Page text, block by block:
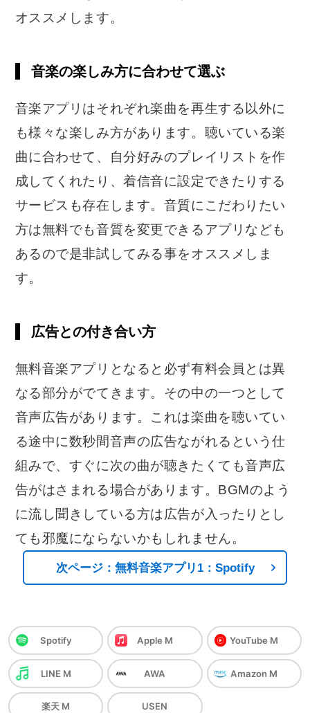
オススメします。
音楽の楽しみ方に合わせて選ぶ
音楽アプリはそれぞれ楽曲を再生する以外に
も様々な楽しみ方があります。聴いている楽
曲に合わせて、自分好みのプレイリストを作
成してくれたり、着信音に設定できたりする
サービスも存在します。音質にこだわりたい
方は無料でも音質を変更できるアプリなども
あるので是非試してみる事をオススメしま
す。
広告との付き合い方
無料音楽アプリとなると必ず有料会員とは異
なる部分がでてきます。その中の一つとして
音声広告があります。これは楽曲を聴いてい
る途中に数秒間音声の広告ながれるという仕
組みで、すぐに次の曲が聴きたくても音声広
告がはさまれる場合があります。BGMのよう
に流し聞きしている方は広告が入ったりとし
ても邪魔にならないかもしれません。
次ページ：無料音楽アプリ1：Spotify
Spotify Apple M YouTube M
LINE M AWA Amazon M
楽天 M USEN